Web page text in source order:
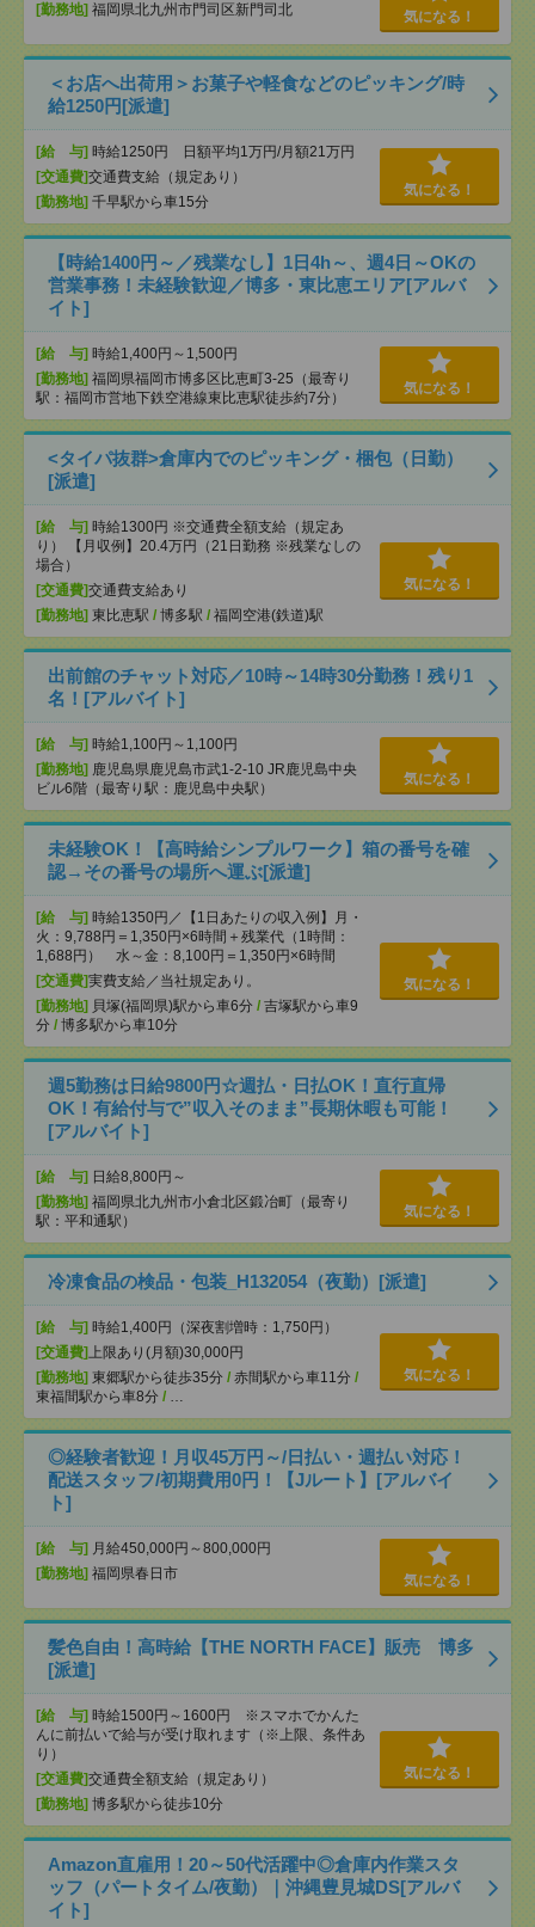
[勤務地] 福岡県北九州市門司区新門司北 気になる！
＜お店へ出荷用＞お菓子や軽食などのピッキング/時
給1250円[派遣]
[給 与] 時給1250円 日額平均1万円/月額21万円
[交通費]交通費支給（規定あり）
[勤務地] 千早駅から車15分
気になる！
【時給1400円～／残業なし】1日4h～、週4日～OKの
営業事務！未経験歓迎／博多・東比恵エリア[アルバ
イト]
[給 与] 時給1,400円～1,500円
[勤務地] 福岡県福岡市博多区比恵町3-25（最寄り
駅：福岡市営地下鉄空港線東比恵駅徒歩約7分）
気になる！
<タイパ抜群>倉庫内でのピッキング・梱包（日勤）
[派遣]
[給 与] 時給1300円 ※交通費全額支給（規定あ
り） 【月収例】20.4万円（21日勤務 ※残業なしの
場合）
[交通費]交通費支給あり
[勤務地] 東比恵駅 / 博多駅 / 福岡空港(鉄道)駅
気になる！
出前館のチャット対応／10時～14時30分勤務！残り1
名！[アルバイト]
[給 与] 時給1,100円～1,100円
[勤務地] 鹿児島県鹿児島市武1-2-10 JR鹿児島中央
ビル6階（最寄り駅：鹿児島中央駅）
気になる！
未経験OK！【高時給シンプルワーク】箱の番号を確
認→その番号の場所へ運ぶ[派遣]
[給 与] 時給1350円／【1日あたりの収入例】月・
火：9,788円＝1,350円×6時間＋残業代（1時間：
1,688円） 水～金：8,100円＝1,350円×6時間
[交通費]実費支給／当社規定あり。
[勤務地] 貝塚(福岡県)駅から車6分 / 吉塚駅から車9
分 / 博多駅から車10分
気になる！
週5勤務は日給9800円☆週払・日払OK！直行直帰
OK！有給付与で”収入そのまま”長期休暇も可能！
[アルバイト]
[給 与] 日給8,800円～
[勤務地] 福岡県北九州市小倉北区鍛冶町（最寄り
駅：平和通駅）
気になる！
冷凍食品の検品・包装_H132054（夜勤）[派遣]
[給 与] 時給1,400円（深夜割増時：1,750円）
[交通費] 上限あり(月額)30,000円
[勤務地] 東郷駅から徒歩35分 / 赤間駅から車11分 /
東福間駅から車8分 / …
気になる！
◎経験者歓迎！月収45万円～/日払い・週払い対応！
配送スタッフ/初期費用0円！【Jルート】[アルバイ
ト]
[給 与] 月給450,000円～800,000円
[勤務地] 福岡県春日市 気になる！
髪色自由！高時給【THE NORTH FACE】販売 博多
[派遣]
[給 与] 時給1500円～1600円 ※スマホでかんた
んに前払いで給与が受け取れます（※上限、条件あ
り）
[交通費]交通費全額支給（規定あり）
[勤務地] 博多駅から徒歩10分
気になる！
Amazon直雇用！20～50代活躍中◎倉庫内作業スタ
ッフ（パートタイム/夜勤）｜沖縄豊見城DS[アルバ
イト]